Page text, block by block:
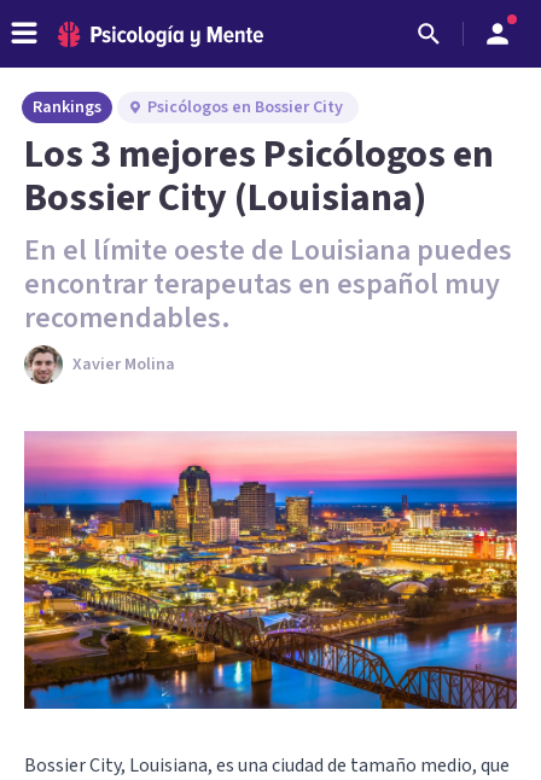
Rankings Psicólogos en Bossier City
Los 3 mejores Psicólogos en
Bossier City (Louisiana)
En el límite oeste de Louisiana puedes
encontrar terapeutas en español muy
recomendables.
Xavier Molina
Bossier City, Louisiana, es una ciudad de tamaño medio, que